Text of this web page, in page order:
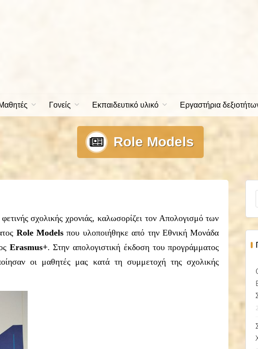
Γονείς Εκπαιδευτικό υλικό Εργαστήρια
Role Models
σχολικής χρονιάς, καλωσορίζει τον Απολογισμό των
Role Models που υλοποιήθηκε από την Εθνική Μονάδα
Erasmus+. Στην απολογιστική έκδοση του προγράμματος
οι μαθητές μας κατά τη συμμετοχή της σχολικής